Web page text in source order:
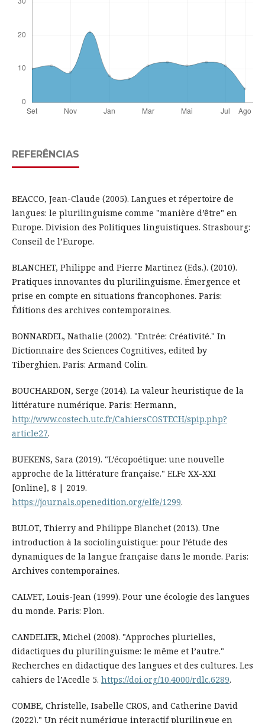
REFERÊNCIAS
BEACCO, Jean-Claude (2005). Langues et répertoire de
langues: le plurilinguisme comme "manière d’être" en
Europe. Division des Politiques linguistiques. Strasbourg:
Conseil de l’Europe.
BLANCHET, Philippe and Pierre Martinez (Eds.). (2010).
Pratiques innovantes du plurilinguisme. Émergence et
prise en compte en situations francophones. Paris:
Éditions des archives contemporaines.
BONNARDEL, Nathalie (2002). "Entrée: Créativité." In
Dictionnaire des Sciences Cognitives, edited by
Tiberghien. Paris: Armand Colin.
BOUCHARDON, Serge (2014). La valeur heuristique de la
littérature numérique. Paris: Hermann,
http://www.costech.utc.fr/CahiersCOSTECH/spip.php?
article27.
BUEKENS, Sara (2019). "L’écopoétique: une nouvelle
approche de la littérature française." ELFe XX-XXI
[Online], 8 | 2019.
https://journals.openedition.org/elfe/1299.
BULOT, Thierry and Philippe Blanchet (2013). Une
introduction à la sociolinguistique: pour l’étude des
dynamiques de la langue française dans le monde. Paris:
Archives contemporaines.
CALVET, Louis-Jean (1999). Pour une écologie des langues
du monde. Paris: Plon.
CANDELIER, Michel (2008). "Approches plurielles,
didactiques du plurilinguisme: le même et l’autre."
Recherches en didactique des langues et des cultures. Les
cahiers de l’Acedle 5. https://doi.org/10.4000/rdlc.6289.
COMBE, Christelle, Isabelle CROS, and Catherine David
(2022)." Un récit numérique interactif plurilingue en